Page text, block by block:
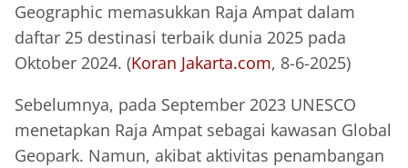
Geographic memasukkan Raja Ampat dalam
daftar 25 destinasi terbaik dunia 2025 pada
Oktober 2024. (Koran Jakarta.com, 8-6-2025)
Sebelumnya, pada September 2023 UNESCO
menetapkan Raja Ampat sebagai kawasan Global
Geopark. Namun, akibat aktivitas penambangan